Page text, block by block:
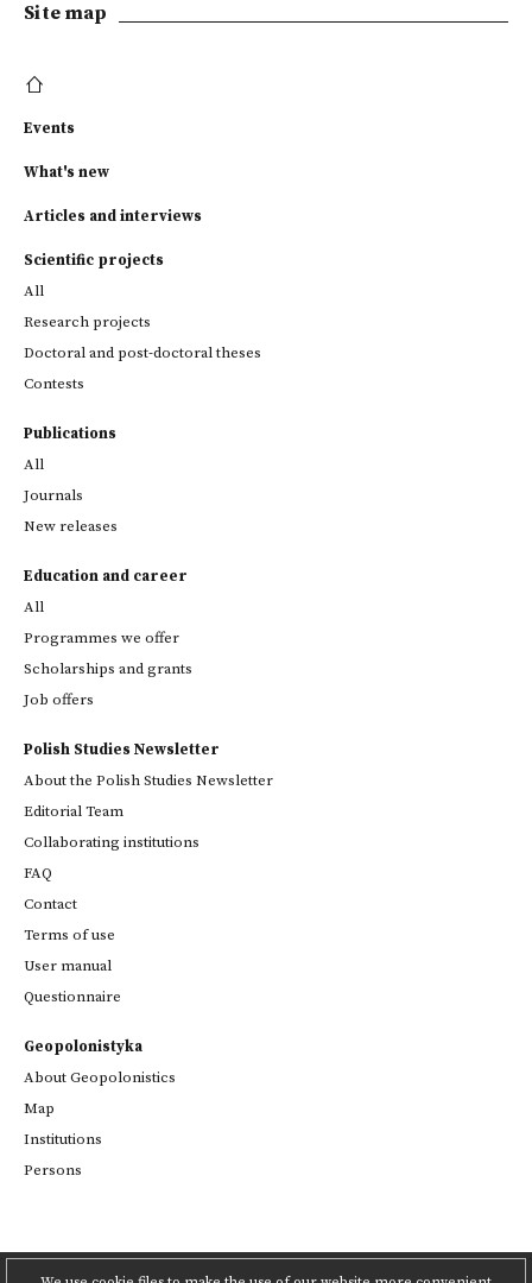
Site map
Events
What's new
Articles and interviews
Scientific projects
All
Research projects
Doctoral and post-doctoral theses
Contests
Publications
All
Journals
New releases
Education and career
All
Programmes we offer
Scholarships and grants
Job offers
Polish Studies Newsletter
About the Polish Studies Newsletter
Editorial Team
Collaborating institutions
FAQ
Contact
Terms of use
User manual
Questionnaire
Geopolonistyka
About Geopolonistics
Map
Institutions
Persons